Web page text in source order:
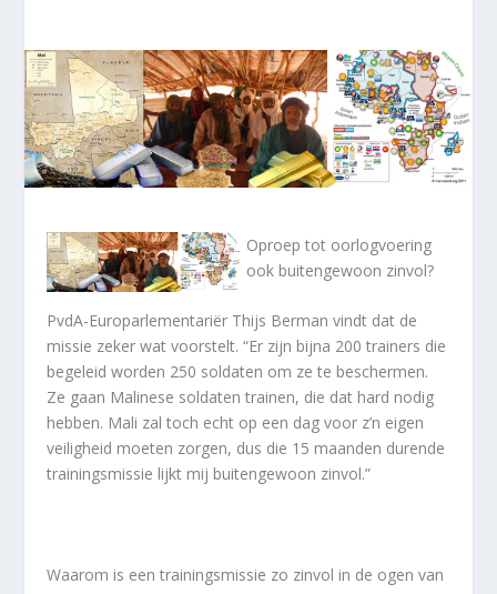
Oproep tot oorlogvoering
ook buitengewoon zinvol?
PvdA-Europarlementariër Thijs Berman vindt dat de
missie zeker wat voorstelt. “Er zijn bijna 200 trainers die
begeleid worden 250 soldaten om ze te beschermen.
Ze gaan Malinese soldaten trainen, die dat hard nodig
hebben. Mali zal toch echt op een dag voor z’n eigen
veiligheid moeten zorgen, dus die 15 maanden durende
trainingsmissie lijkt mij buitengewoon zinvol.”
Waarom is een trainingsmissie zo zinvol in de ogen van